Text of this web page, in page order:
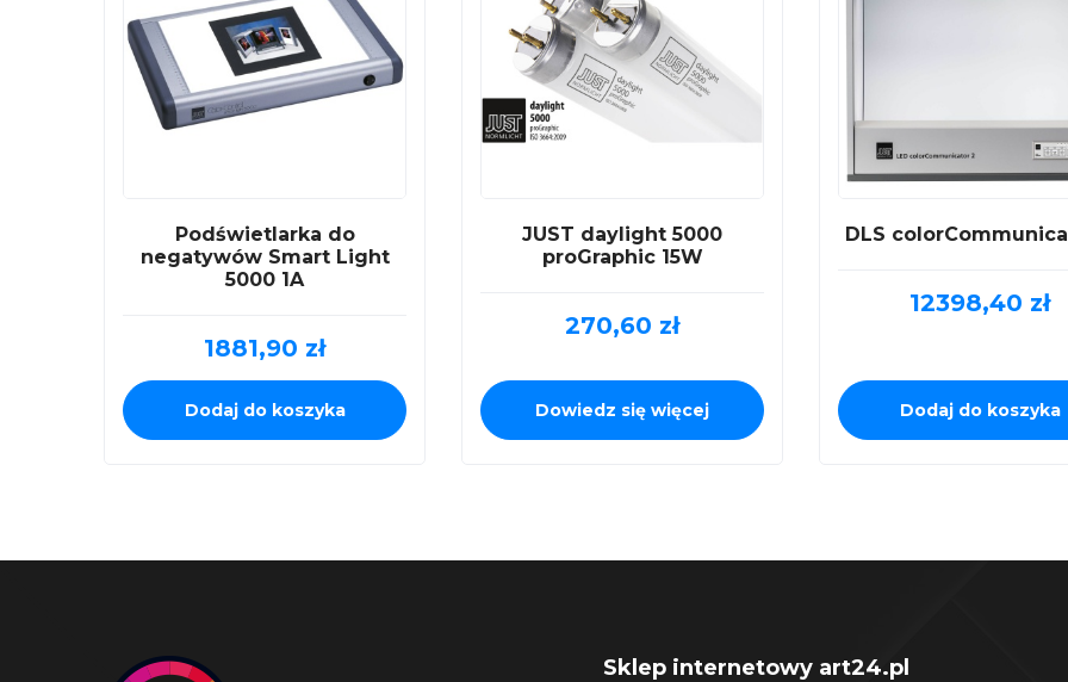
Podświetlarka do
negatywów Smart Light
5000 1A
1881,90 zł
Dodaj do koszyka
JUST daylight 5000
proGraphic 15W
270,60 zł
Dowiedz się więcej
DLS
12398,40 zł
Dodaj do koszyka
Sklep internetowy art24.pl